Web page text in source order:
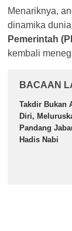
Menariknya,
dinamika
Pemerintah
kembali
BACAAN
Takdir Bukan
Diri,
Pandang
Hadis Nabi